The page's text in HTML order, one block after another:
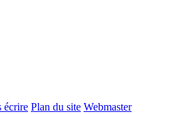
écrire Plan du site Webmaster